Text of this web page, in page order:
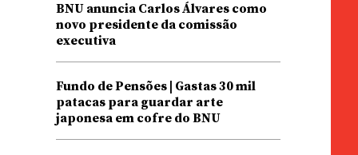
BNU anuncia Carlos Álvares como
novo presidente da comissão
executiva
Fundo de Pensões | Gastas 30 mil
patacas para guardar arte
japonesa em cofre do BNU